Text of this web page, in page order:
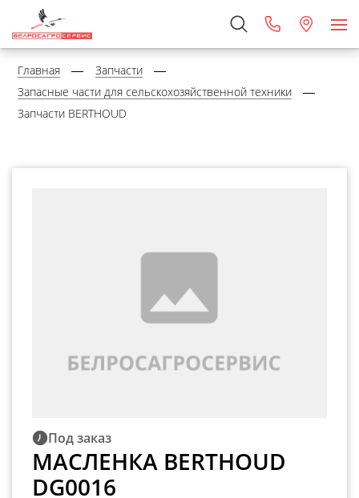
Главная
Запчасти
Запасные части для сельскохозяйственной техники
Запчасти BERTHOUD
Под заказ
МАСЛЕНКА BERTHOUD
DG0016